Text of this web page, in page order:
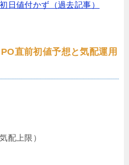
日値付かず（過去記事）
直前初値予想と気配運用
気配上限）